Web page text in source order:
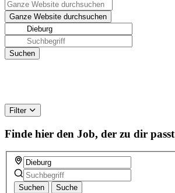
Filter
Finde hier den Job, der zu dir passt
Suchen Suche